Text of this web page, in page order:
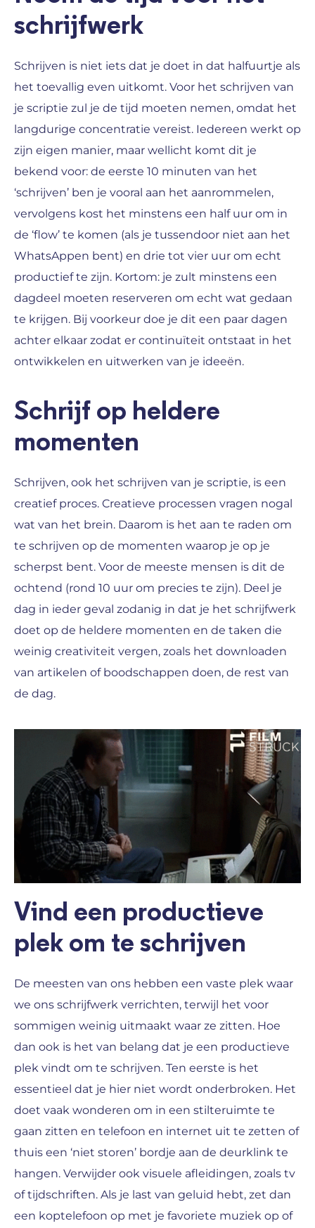
schrijfwerk
Schrijven is niet iets dat je doet in dat halfuurtje als
het toevallig even uitkomt. Voor het schrijven van
je scriptie zul je de tijd moeten nemen, omdat het
langdurige concentratie vereist. Iedereen werkt op
zijn eigen manier, maar wellicht komt dit je
bekend voor: de eerste 10 minuten van het
‘schrijven’ ben je vooral aan het aanrommelen,
vervolgens kost het minstens een half uur om in
de ‘flow’ te komen (als je tussendoor niet aan het
WhatsAppen bent) en drie tot vier uur om echt
productief te zijn. Kortom: je zult minstens een
dagdeel moeten reserveren om echt wat gedaan
te krijgen. Bij voorkeur doe je dit een paar dagen
achter elkaar zodat er continuïteit ontstaat in het
ontwikkelen en uitwerken van je ideeën.
Schrijf op heldere
momenten
Schrijven, ook het schrijven van je scriptie, is een
creatief proces. Creatieve processen vragen nogal
wat van het brein. Daarom is het aan te raden om
te schrijven op de momenten waarop je op je
scherpst bent. Voor de meeste mensen is dit de
ochtend (rond 10 uur om precies te zijn). Deel je
dag in ieder geval zodanig in dat je het schrijfwerk
doet op de heldere momenten en de taken die
weinig creativiteit vergen, zoals het downloaden
van artikelen of boodschappen doen, de rest van
de dag.
Vind een productieve
plek om te schrijven
De meesten van ons hebben een vaste plek waar
we ons schrijfwerk verrichten, terwijl het voor
sommigen weinig uitmaakt waar ze zitten. Hoe
dan ook is het van belang dat je een productieve
plek vindt om te schrijven. Ten eerste is het
essentieel dat je hier niet wordt onderbroken. Het
doet vaak wonderen om in een stilteruimte te
gaan zitten en telefoon en internet uit te zetten of
thuis een ‘niet storen’ bordje aan de deurklink te
hangen. Verwijder ook visuele afleidingen, zoals tv
of tijdschriften. Als je last van geluid hebt, zet dan
een koptelefoon op met je favoriete muziek op of